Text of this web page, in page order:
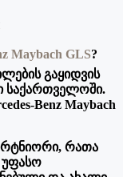
Maybach GLS?
გაყიდვის
საქართველოში.
Benz Maybach
რათა
უფასო